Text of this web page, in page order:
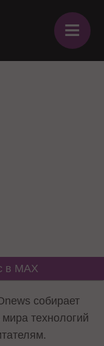
≡
в MAX
собирает
технологий